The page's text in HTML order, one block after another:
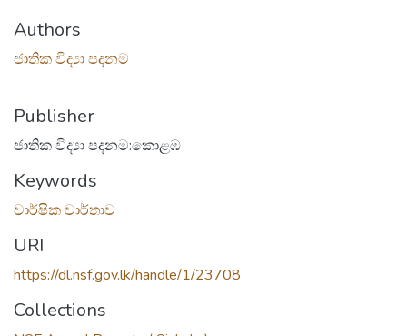
Authors
ජාතික විද්‍යා පදනම
Publisher
ජාතික විද්‍යා පදනම:කොළඹ
Keywords
වාර්ෂික වාර්තාව
URI
https://dl.nsf.gov.lk/handle/1/23708
Collections